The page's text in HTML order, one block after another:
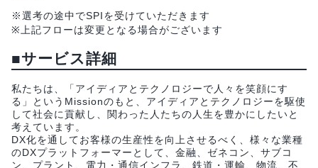
※選考の途中でSPIを受けていただきます
※上記フローは変更となる場合がございます
■サービス詳細
私たちは、「アイディアとテクノロジーで人々を笑顔にす
る」というMissionのもと、アイディアとテクノロジーを駆使
して社会に貢献し、関わった人たちの人生を豊かにしたいと
考えています。
DX化を通してお客様の生産性を向上させるべく、様々な業種
のDXプラットフォーマーとして、金融、ゼネコン、サブコ
ン、プラント、電力・通信インフラ、鉄道・運輸、物流、不